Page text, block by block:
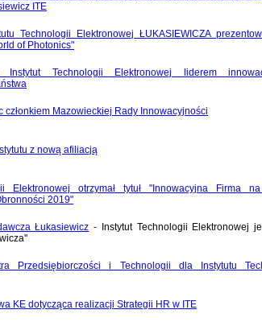
ITE
Technologii Elektronowej ŁUKASIEWICZA
of Photonics"
Instytut Technologii Elektronowej liderem
członkiem Mazowieckiej Rady Innowacyjności
z nową afiliacją
Elektronowej otrzymał tytuł "Innowacyjna Firma
2019"
Łukasiewicz - Instytut Technologii Elektronowej
Przedsiębiorczości i Technologii dla Instytutu
KE dotycząca realizacji Strategii HR w ITE